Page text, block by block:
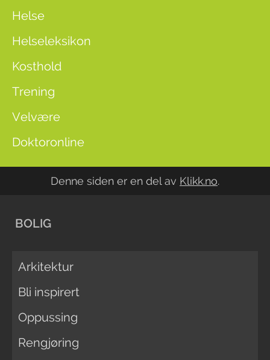
Helse
Helseleksikon
Kosthold
Trening
Velvære
Doktoronline
Denne siden er en del av Klikk.no.
BOLIG
Arkitektur
Bli inspirert
Oppussing
Rengjøring